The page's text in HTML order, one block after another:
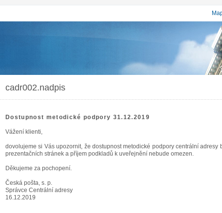
cadr002.nadpis
Dostupnost metodické podpory 31.12.2019
Vážení klienti,
dovolujeme si Vás upozornit, že dostupnost metodické podpory centrální
prezentačních stránek a příjem podkladů k uveřejnění nebude omezen.
Děkujeme za pochopení.
Česká pošta, s. p.
Správce Centrální adresy
16.12.2019